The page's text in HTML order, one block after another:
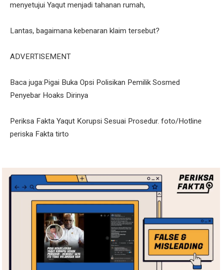
menyetujui Yaqut menjadi tahanan rumah,
Lantas, bagaimana kebenaran klaim tersebut?
ADVERTISEMENT
Baca juga:Pigai Buka Opsi Polisikan Pemilik Sosmed
Penyebar Hoaks Dirinya
Periksa Fakta Yaqut Korupsi Sesuai Prosedur. foto/Hotline
periska Fakta tirto